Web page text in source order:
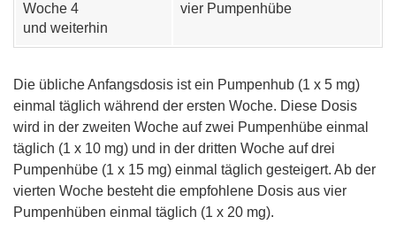
Woche 4
und weiterhin
vier Pumpenhübe
Die übliche Anfangsdosis ist ein Pumpenhub (1 x 5 mg)
einmal täglich während der ersten Woche. Diese Dosis
wird in der zweiten Woche auf zwei Pumpenhübe einmal
täglich (1 x 10 mg) und in der dritten Woche auf drei
Pumpenhübe (1 x 15 mg) einmal täglich gesteigert. Ab der
vierten Woche besteht die empfohlene Dosis aus vier
Pumpenhüben einmal täglich (1 x 20 mg).